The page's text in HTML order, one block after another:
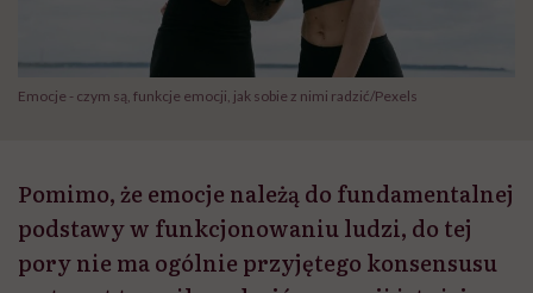
Emocje - czym są, funkcje emocji, jak sobie z nimi radzić/Pexels
Pomimo, że emocje należą do fundamentalnej
podstawy w funkcjonowaniu ludzi, do tej
pory nie ma ogólnie przyjętego konsensusu